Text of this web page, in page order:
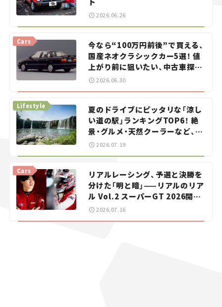
2026.06.26
今なら“100万円前後”で買える、
国産ネオクラシックカー5選！ 値
上がり前に狙いたい、中古車探し
をお手伝い――ちょっとイケてるマ
Cars
2026.06.30
夏のドライブにピッタリな「涼し
い道の駅」ランキングTOP6！ 絶
景・グルメ・天然クーラーなど、避
暑におすすめのスポットを紹介
【道の駅マニアの推し駅ガイド】
Lifestyle
2026.07.19
リアルレーシング、予選と決勝を
分けた「明と暗」——リアルのリア
ル Vol.2 スーパーGT 2026開幕
戦 岡山国際サーキット
Cars
2026.07.16